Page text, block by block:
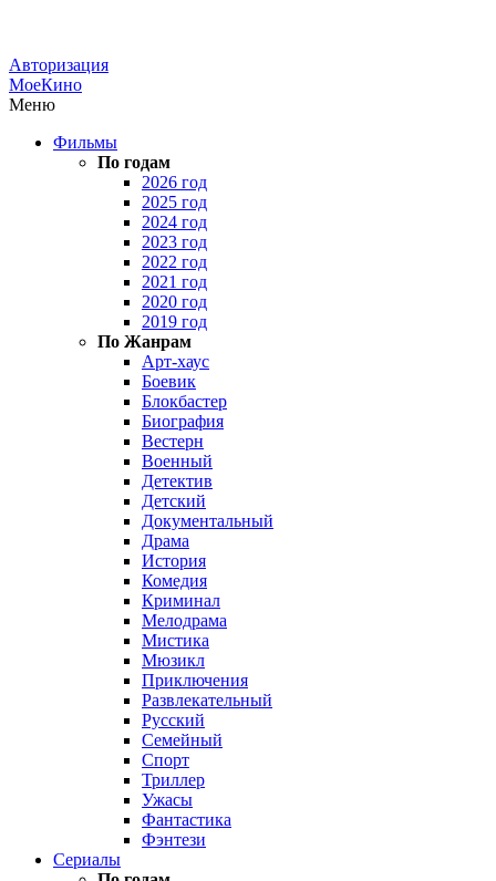
Авторизация
МоеКино
Меню
Фильмы
По годам
2026 год
2025 год
2024 год
2023 год
2022 год
2021 год
2020 год
2019 год
По Жанрам
Арт-хаус
Боевик
Блокбастер
Биография
Вестерн
Военный
Детектив
Детский
Документальный
Драма
История
Комедия
Криминал
Мелодрама
Мистика
Мюзикл
Приключения
Развлекательный
Русский
Семейный
Спорт
Триллер
Ужасы
Фантастика
Фэнтези
Сериалы